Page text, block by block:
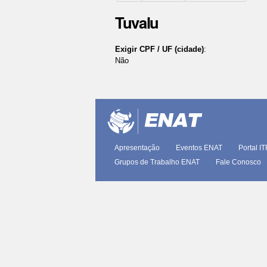
Tuvalu
Exigir CPF / UF (cidade):
Não
documento
Apresentação Eventos ENAT Portal
Grupos de Trabalho ENAT
Fale Conosco